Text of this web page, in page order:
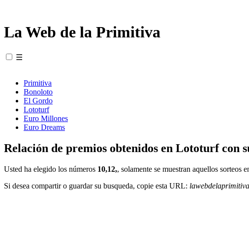
La Web de la Primitiva
☰
Primitiva
Bonoloto
El Gordo
Lototurf
Euro Millones
Euro Dreams
Relación de premios obtenidos en Lototurf con
Usted ha elegido los números 10,12,, solamente se muestran aquellos sorteos
Si desea compartir o guardar su busqueda, copie esta URL: